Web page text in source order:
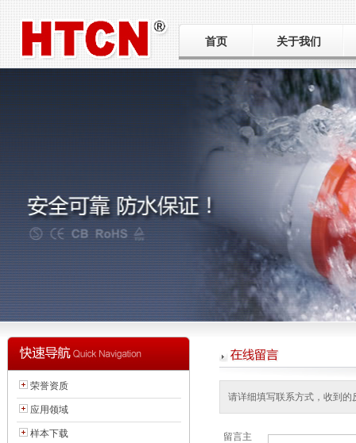
首页 关于我们
公司简介
工厂巡礼
荣誉资质
应用领域
样本下载
请详细填写联系方式，收到
留言主